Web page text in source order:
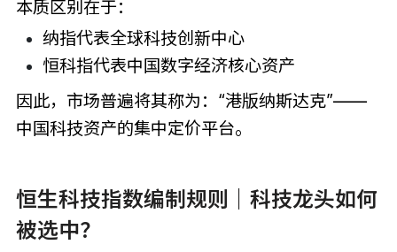
本质区别在于：
纳指代表全球科技创新中心
恒科指代表中国数字经济核心资产
因此，市场普遍将其称为：“港版纳斯达克”——
中国科技资产的集中定价平台。
恒生科技指数编制规则｜科技龙头如何
被选中？